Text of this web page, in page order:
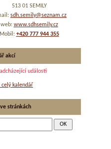
513 01 SEMILY
sdh.semily@seznam.cz
web: www.sdhsemily.cz
Mobil: +420 777 944 355
akcí
události
celý kalendář
stránkách